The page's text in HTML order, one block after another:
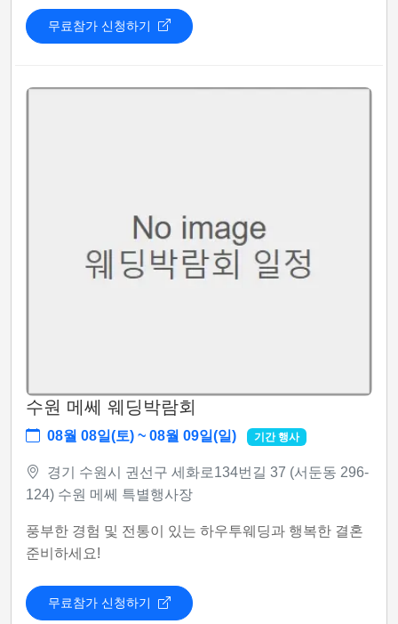
무료참가 신청하기
수원 메쎄 웨딩박람회
08월 08일(토) ~ 08월 09일(일) 기간 행사
경기 수원시 권선구 세화로134번길 37 (서둔동 296-
124) 수원 메쎄 특별행사장
풍부한 경험 및 전통이 있는 하우투웨딩과 행복한 결혼
준비하세요!
무료참가 신청하기